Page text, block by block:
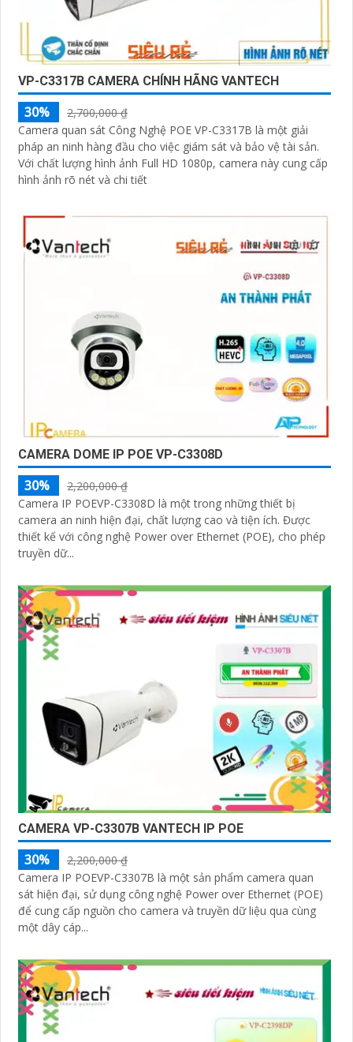
VP-C3317B CAMERA CHÍNH HÃNG VANTECH
30%
2,700,000 ₫
Camera quan sát Công Nghệ POE VP-C3317B là một giải
pháp an ninh hàng đầu cho việc giám sát và bảo vệ tài sản.
Với chất lượng hình ảnh Full HD 1080p, camera này cung cấp
hình ảnh rõ nét và chi tiết
CAMERA DOME IP POE VP-C3308D
30%
2,200,000 ₫
Camera IP POEVP-C3308D là một trong những thiết bị
camera an ninh hiện đại, chất lượng cao và tiện ích. Được
thiết kế với công nghệ Power over Ethernet (POE), cho phép
truyền dữ...
CAMERA VP-C3307B VANTECH IP POE
30%
2,200,000 ₫
Camera IP POEVP-C3307B là một sản phẩm camera quan
sát hiện đại, sử dụng công nghệ Power over Ethernet (POE)
để cung cấp nguồn cho camera và truyền dữ liệu qua cùng
một dây cáp...